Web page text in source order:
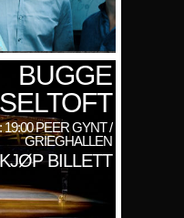
BUGGE
PEER GYNT /
GRIEGHALLEN
KJØP BILLETT